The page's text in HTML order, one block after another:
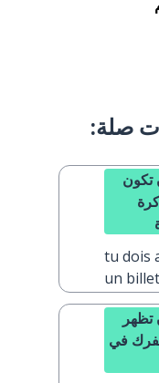
صلة:
تكون
tu dois
un
visa
في